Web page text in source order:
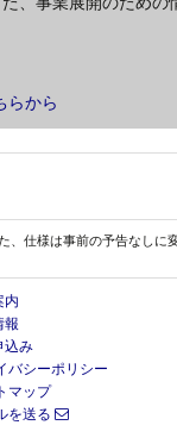
らから
仕様は事前の予告なし
内
報
込み
バシーポリシー
マップ
を送る